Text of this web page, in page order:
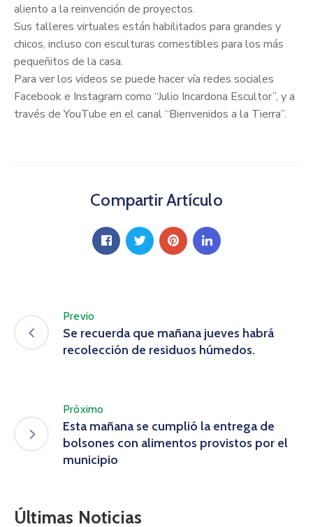
aliento a la reinvención de proyectos.
Sus talleres virtuales están habilitados para grandes y
chicos, incluso con esculturas comestibles para los más
pequeñitos de la casa.
Para ver los videos se puede hacer vía redes sociales
Facebook e Instagram como “Julio Incardona Escultor”, y a
través de YouTube en el canal “Bienvenidos a la Tierra”.
Compartir Artículo
Previo
Se recuerda que mañana jueves habrá
recolección de residuos húmedos.
Próximo
Esta mañana se cumplió la entrega de
bolsones con alimentos provistos por el
municipio
Últimas Noticias